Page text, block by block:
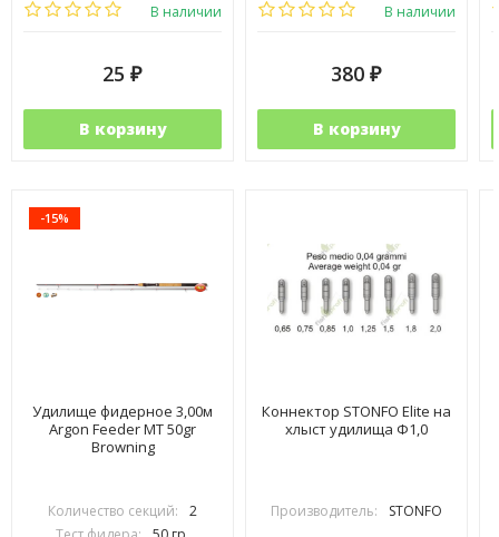
В наличии
25 ₽
В корзину
В наличии
380 ₽
В корзину
-15%
Удилище фидерное 3,00м
Argon Feeder MT 50gr
Browning
Количество секций:
2
Коннектор STONFO Elite на
хлыст удилища Ф1,0
Производитель: STONFO